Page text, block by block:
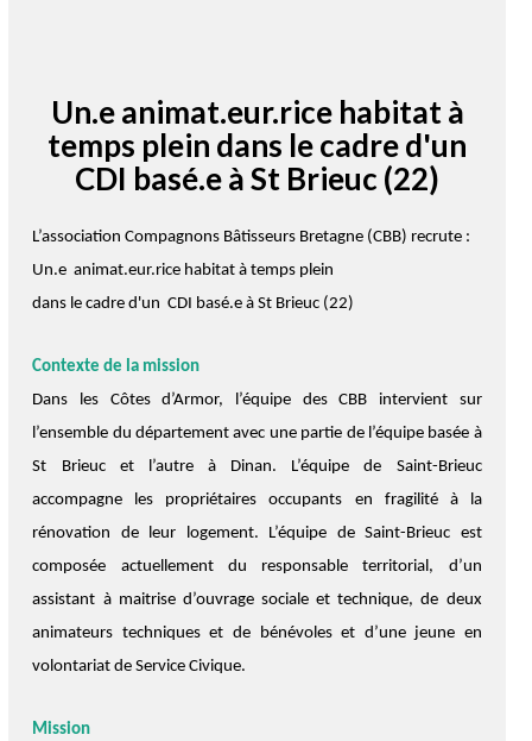
Un.e animat.eur.rice habitat à
temps plein dans le cadre d'un
CDI basé.e à St Brieuc (22)
L’association Compagnons Bâtisseurs Bretagne (CBB) recrute :
Un.e animat.eur.rice habitat à temps plein
dans le cadre d'un CDI basé.e à St Brieuc (22)
Contexte de la mission
Dans les Côtes d’Armor, l’équipe des CBB intervient sur
l’ensemble du département avec une partie de l’équipe basée à
St Brieuc et l’autre à Dinan. L’équipe de Saint-Brieuc
accompagne les propriétaires occupants en fragilité à la
rénovation de leur logement. L’équipe de Saint-Brieuc est
composée actuellement du responsable territorial, d’un
assistant à maitrise d’ouvrage sociale et technique, de deux
animateurs techniques et de bénévoles et d’une jeune en
volontariat de Service Civique.
Mission